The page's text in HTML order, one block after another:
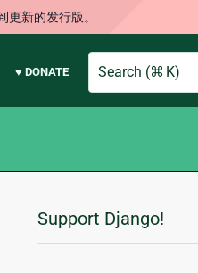
新的发行版。
♥ DONATE
Search
附
加
Support Django!